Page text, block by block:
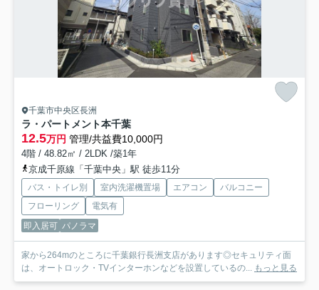
千葉市中央区長洲
ラ・パートメント本千葉
12.5万円 管理/共益費10,000円
4階 / 48.82㎡ / 2LDK /築1年
京成千原線「千葉中央」駅 徒歩11分
バス・トイレ別 室内洗濯機置場 エアコン
バルコニー
フローリング
電気有
即入居可 パノラマ
家から264mのところに千葉銀行長洲支店があります◎セキュリティ面
は、オートロック・TVインターホンなどを設置しているの... もっと見る